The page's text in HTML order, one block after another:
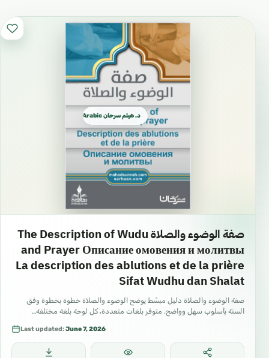
د. هيثم سرحان Arabic العربية
صفة الوضوء والصلاة The Description of Wudu
and Prayer Описание омовения и молитвы
La description des ablutions et de la prière
Sifat Wudhu dan Shalat
صفة الوضوء والصلاة دليل مبسّط يوضح الوضوء والصلاة خطوة بخطوة وفق
السنة بأسلوب سهل وواضح. متوفر بلغات متعددة، كل لوحة بلغة مختلفة…
Last updated:June 7, 2026